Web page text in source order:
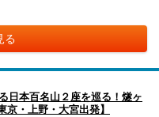
る
日本百名山２座を巡る！燧ヶ
・上野・大宮出発】